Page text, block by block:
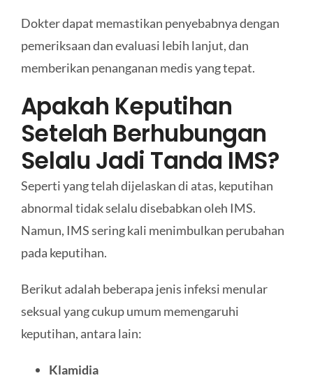
Dokter dapat memastikan penyebabnya dengan
pemeriksaan dan evaluasi lebih lanjut, dan
memberikan penanganan medis yang tepat.
Apakah Keputihan
Setelah Berhubungan
Selalu Jadi Tanda IMS?
Seperti yang telah dijelaskan di atas, keputihan
abnormal tidak selalu disebabkan oleh IMS.
Namun, IMS sering kali menimbulkan perubahan
pada keputihan.
Berikut adalah beberapa jenis infeksi menular
seksual yang cukup umum memengaruhi
keputihan, antara lain:
Klamidia